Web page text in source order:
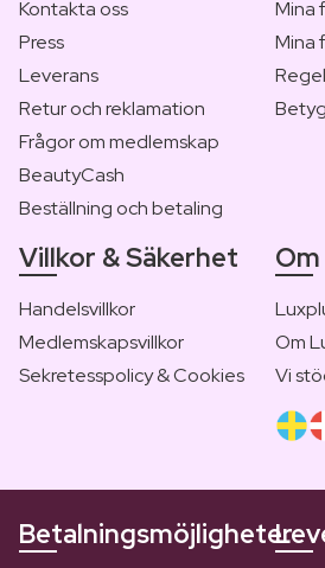
Kontakta oss
Press
Leverans
Retur och reklamation
Frågor om medlemskap
BeautyCash
Beställning och betaling
Mina
Mina
Villkor & Säkerhet
Handelsvillkor
Medlemskapsvillkor
Sekretesspolicy & Cookies
Om
Vi
Betalningsmöjligheter